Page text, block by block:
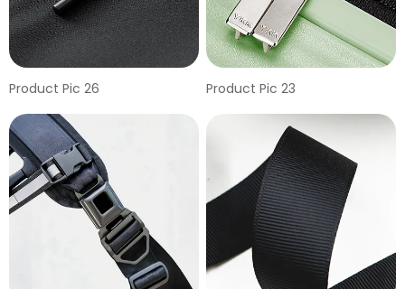
Product Pic 26 Product Pic 23